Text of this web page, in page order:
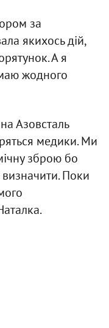
за
якихось дій,
А я
жодного
Азовсталь
медики. Ми
зброю бо
Поки